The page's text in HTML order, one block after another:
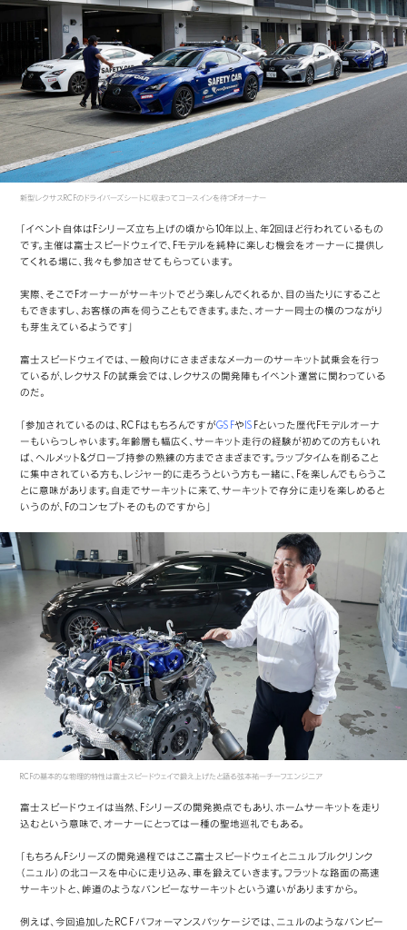
新型レクサスRC Fのドライバーズシートに収まってコースインを待つFオーナー
「イベント自体はFシリーズ立ち上げの頃から10年以上、年2回ほど行われているもの
です。主催は富士スピードウェイで、Fモデルを純粋に楽しむ機会をオーナーに提供し
てくれる場に、我々も参加させてもらっています。
実際、そこでFオーナーがサーキットでどう楽しんでくれるか、目の当たりにすること
もできますし、お客様の声を伺うこともできます。また、オーナー同士の横のつながり
も芽生えているようです」
富士スピードウェイでは、一般向けにさまざまなメーカーのサーキット試乗会を行っ
ているが、レクサス Fの試乗会では、レクサスの開発陣もイベント運営に関わっている
のだ。
「参加されているのは、RC FはもちろんですがGS Fや IS Fといった歴代Fモデルオーナ
ーもいらっしゃいます。年齢層も幅広く、サーキット走行の経験が初めての方もいれ
ば、ヘルメット&グローブ持参の熟練の方までさまざまです。ラップタイムを削ること
に集中されている方も、レジャー的に走ろうという方も一緒に、Fを楽しんでもらうこ
とに意味があります。自走でサーキットに来て、サーキットで存分に走りを楽しめると
いうのが、Fのコンセプトそのものですから」
RC Fの基本的な物理的特性は富士スピードウェイで鍛え上げたと語る弦本祐一チーフエンジニア
富士スピードウェイは当然、Fシリーズの開発拠点でもあり、ホームサーキットを走り
込むという意味で、オーナーにとっては一種の聖地巡礼でもある。
「もちろんFシリーズの開発過程ではここ富士スピードウェイとニュルブルクリンク
（ニュル）の北コースを中心に走り込み、車を鍛えていきます。フラットな路面の高速
サーキットと、峠道のようなバンピーなサーキットという違いがありますから。
例えば、今回追加したRC F パフォーマンスパッケージでは、ニュルのようなバンピー